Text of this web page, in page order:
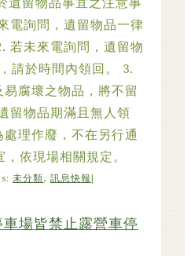
遺留物品事宜之注意事
電詢問，遺留物品一律
若未來電詢問，遺留物
請於時間內領回。 3.
腐壞之物品，將不留
留物品期滿且無人領
理作廢，不在另行通
依現場相關規定。
未分類, 訊息快報
車場皆禁止露營車停